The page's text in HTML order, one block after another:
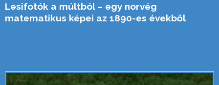
Lesifotók a múltból – egy norvég
matematikus képei az 1890-es évekből